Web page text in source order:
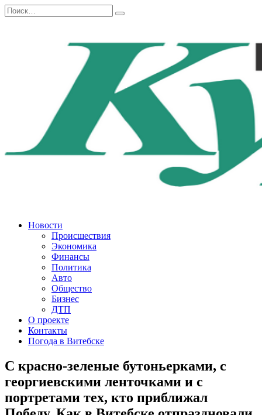
Перейти
к
Search
for:
Новости
Происшествия
Экономика
Финансы
Политика
Авто
Общество
Бизнес
ДТП
О проекте
Контакты
Погода в Витебске
С красно-зеленые бутоньерками, с
георгиевскими ленточками и с
портретами тех, кто приближал